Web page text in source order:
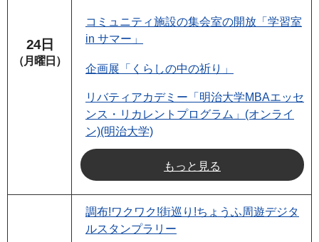
24日
（月曜日）
コミュニティ施設の集会室の開放「学習室
in サマー」
企画展「くらしの中の祈り」
リバティアカデミー「明治大学MBAエッセ
ンス・リカレントプログラム」(オンライ
ン)(明治大学)
もっと見る
調布!ワクワク!街巡り!ちょうふ周遊デジタ
ルスタンプラリー